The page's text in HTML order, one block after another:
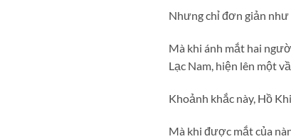
Nhưng chỉ đơn giản như
Mà khi ánh mắt hai
Lạc Nam, hiện lên một
Khoảnh khắc này, Hồ
Mà khi được mắt của